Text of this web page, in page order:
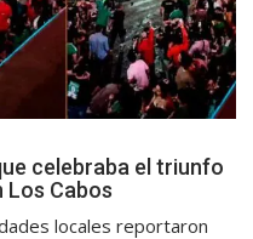
celebraba el triunfo
Los Cabos
locales reportaron